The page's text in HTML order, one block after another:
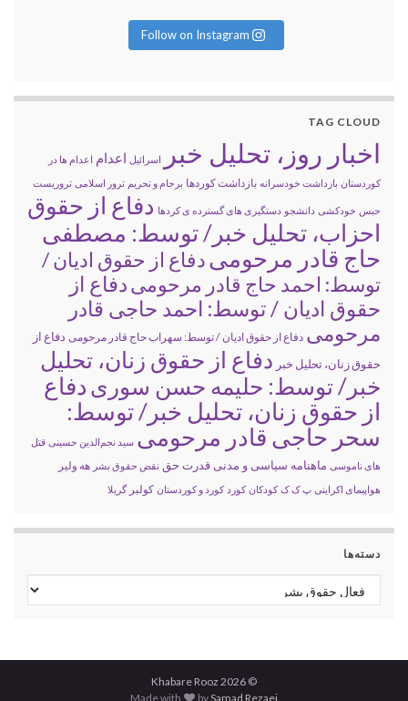
Follow on Instagram
TAG CLOUD
اخبار روز، تحلیل خبر اسرائیل اعدام اعدام ها در
کوردستان بازداشت خودسرانه بازداشت کوردها برجام و تحریم ترور اسلامی تروریست
حبس خودکشی دانشجو دستگیری های گسترده ی کردها دفاع از حقوق
احزاب، تحلیل خبر/ توسط: مصطفی
حاج قادر مرحومیدفاع از حقوق ادیان /
توسط: احمد حاج قادر مرحومیدفاع از
حقوق ادیان / توسط: احمد حاجی قادر
مرحومی دفاع از حقوق ادیان / توسط: سهراب حاج قادر مرحومی دفاع از
حقوق زنان، تحلیل خبر دفاع از حقوق زنان، تحلیل
خبر/ توسط: حلیمه حسن سوری دفاع
از حقوق زنان، تحلیل خبر/ توسط:
سحر حاجی قادر مرحومی سید نجم‌الدین حسینی قتل
های ناموسی ماهنامه سیاسی و مدنی قدرت حق نقض حقوق بشر هه ولیر
هواپیمای اکراینی پ ک ک کودکان کورد کورد و کوردستان کولبر گریلا
دسته‌ها
دسته‌ها
© 2026 Khabare Rooz
Made with
bySamad Rezaei